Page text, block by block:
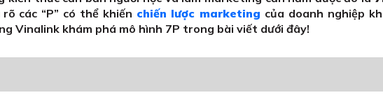
các “P” có thể khiến chiến lược marketing của doanh nghiệp
Vinalink khám phá mô hình 7P trong bài viết dưới đây!